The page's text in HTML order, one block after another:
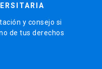
y consejo si
de tus derechos